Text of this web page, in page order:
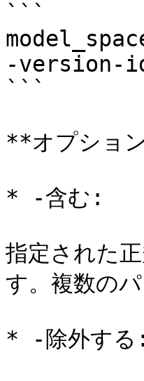
```
-
```
**オプショ
* -含む:
指定された
す。複数の
* -除外する: